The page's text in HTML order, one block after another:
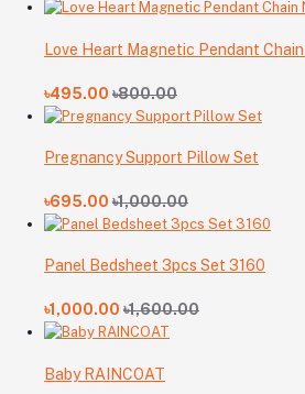
Love Heart Magnetic Pendant
৳495.00 ৳800.00
Pregnancy Support Pillow Set
৳695.00 ৳1,000.00
Panel Bedsheet 3pcs Set 3160
৳1,000.00 ৳1,600.00
Baby RAINCOAT